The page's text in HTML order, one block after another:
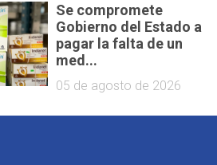
Se compromete
Gobierno del Estado a
pagar la falta de un
med...
05 de agosto de 2026